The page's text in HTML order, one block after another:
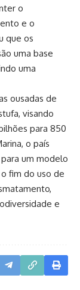
o
e o
que os
uma base
uma
ousadas de
visando
para 850
o país
um modelo
fim do uso de
e